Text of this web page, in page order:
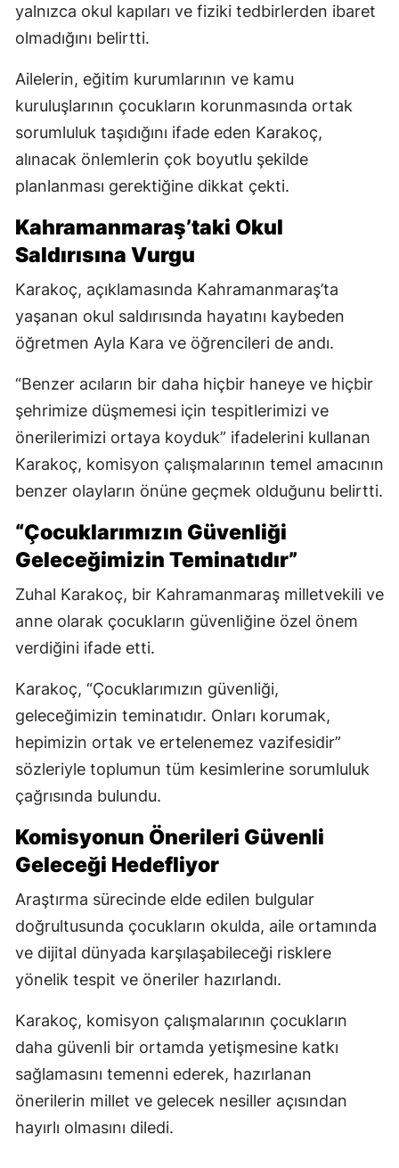
yalnızca okul kapıları ve fiziki tedbirlerden ibaret
olmadığını belirtti.
Ailelerin, eğitim kurumlarının ve kamu
kuruluşlarının çocukların korunmasında ortak
sorumluluk taşıdığını ifade eden Karakoç,
alınacak önlemlerin çok boyutlu şekilde
planlanması gerektiğine dikkat çekti.
Kahramanmaraş’taki Okul
Saldırısına Vurgu
Karakoç, açıklamasında Kahramanmaraş’ta
yaşanan okul saldırısında hayatını kaybeden
öğretmen Ayla Kara ve öğrencileri de andı.
“Benzer acıların bir daha hiçbir haneye ve hiçbir
şehrimize düşmemesi için tespitlerimizi ve
önerilerimizi ortaya koyduk” ifadelerini kullanan
Karakoç, komisyon çalışmalarının temel amacının
benzer olayların önüne geçmek olduğunu belirtti.
“Çocuklarımızın Güvenliği
Geleceğimizin Teminatıdır”
Zuhal Karakoç, bir Kahramanmaraş milletvekili ve
anne olarak çocukların güvenliğine özel önem
verdiğini ifade etti.
Karakoç, “Çocuklarımızın güvenliği,
geleceğimizin teminatıdır. Onları korumak,
hepimizin ortak ve ertelenemez vazifesidir”
sözleriyle toplumun tüm kesimlerine sorumluluk
çağrısında bulundu.
Komisyonun Önerileri Güvenli
Geleceği Hedefliyor
Araştırma sürecinde elde edilen bulgular
doğrultusunda çocukların okulda, aile ortamında
ve dijital dünyada karşılaşabileceği risklere
yönelik tespit ve öneriler hazırlandı.
Karakoç, komisyon çalışmalarının çocukların
daha güvenli bir ortamda yetişmesine katkı
sağlamasını temenni ederek, hazırlanan
önerilerin millet ve gelecek nesiller açısından
hayırlı olmasını diledi.